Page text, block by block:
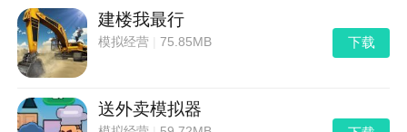
建楼我最行
模拟经营 |75.85MB 下载
送外卖模拟器